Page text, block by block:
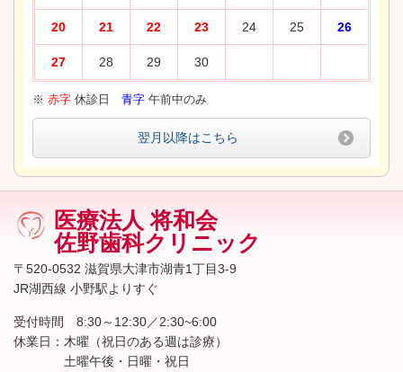
20 21 22 23 24 25 26
27 28 29 30
※ 赤字 休診日 青字 午前中のみ
翌月以降はこちら
医療法人 将和会
佐野歯科クリニック
〒520-0532 滋賀県大津市湖青1丁目3-9
JR湖西線 小野駅よりすぐ
受付時間 8:30～12:30／2:30~6:00
休業日：木曜（祝日のある週は診療）
土曜午後・日曜・祝日